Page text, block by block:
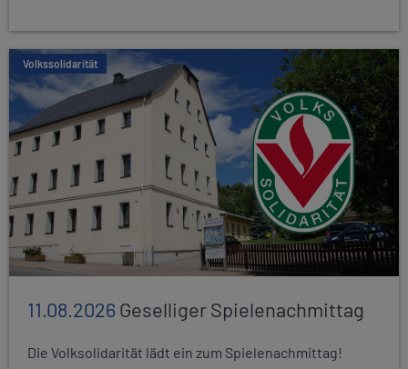
Volkssolidarität
11.08.2026Geselliger Spielenachmittag
Die Volksolidarität lädt ein zum Spielenachmittag!